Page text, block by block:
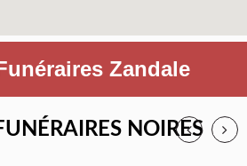
Zandale
NOIRES